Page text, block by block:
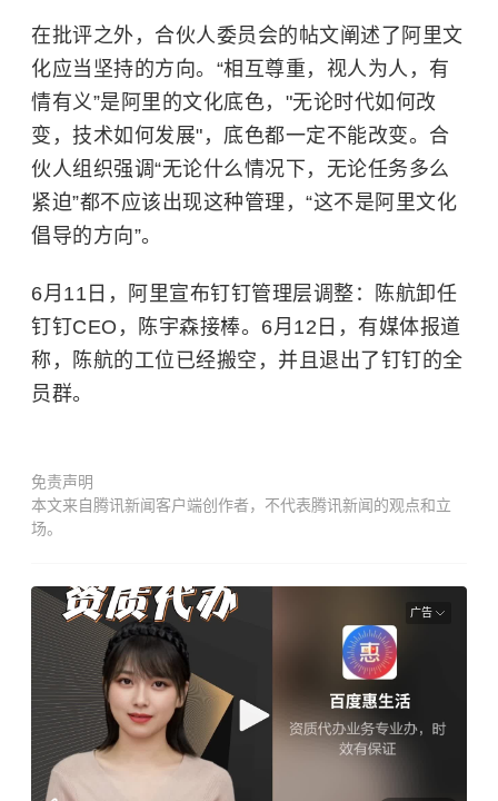
在批评之外，合伙人委员会的帖文阐述了阿里文
化应当坚持的方向。“相互尊重，视人为人，有
情有义”是阿里的文化底色，"无论时代如何改
变，技术如何发展"，底色都一定不能改变。合
伙人组织强调“无论什么情况下，无论任务多么
紧迫”都不应该出现这种管理，“这不是阿里文化
倡导的方向”。
6月11日，阿里宣布钉钉管理层调整：陈航卸任
钉钉CEO，陈宇森接棒。6月12日，有媒体报道
称，陈航的工位已经搬空，并且退出了钉钉的全
员群。
免责声明
本文来自腾讯新闻客户端创作者，不代表腾讯新闻的观点和立
场。
广告